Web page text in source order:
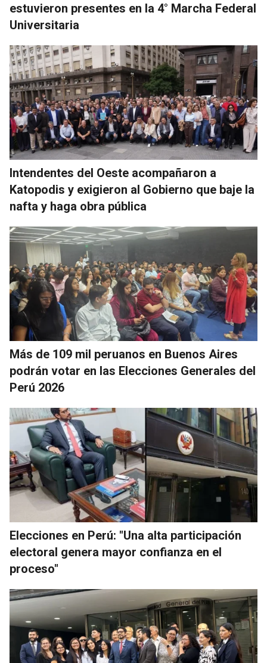
estuvieron presentes en la 4° Marcha Federal
Universitaria
Intendentes del Oeste acompañaron a
Katopodis y exigieron al Gobierno que baje la
nafta y haga obra pública
Más de 109 mil peruanos en Buenos Aires
podrán votar en las Elecciones Generales del
Perú 2026
Elecciones en Perú: "Una alta participación
electoral genera mayor confianza en el
proceso"